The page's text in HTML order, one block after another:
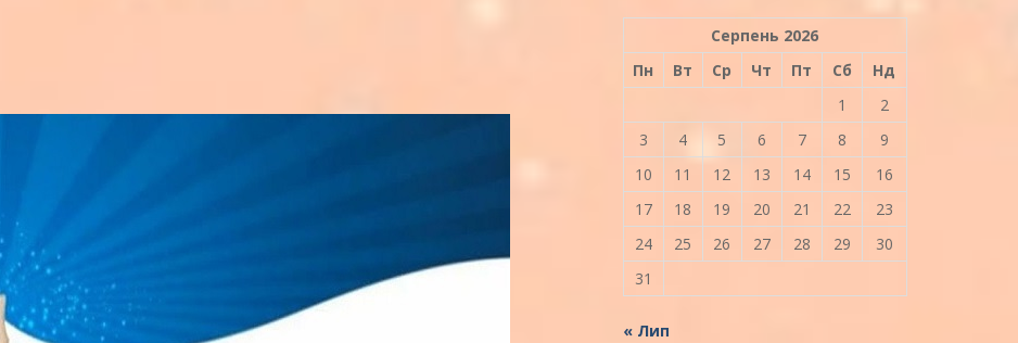
Серпень 2026
Пн
Вт Ср Чт Пт Сб
Нд
1
2
3
4 5 6 7 8
9
10
11 12 13 14 15
16
17
18 19 20 21 22
23
24
25 26 27 28 29
30
31
« Лип